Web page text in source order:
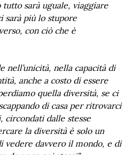
sarà uguale, viaggiare
sarà più lo stupore
con ciò che è
nell’unicità, nella capacità di
anche a costo di essere
quella diversità, se ci
di casa per ritrovarci
circondati dalle stesse
la diversità è solo un
vedere davvero il mondo, e di